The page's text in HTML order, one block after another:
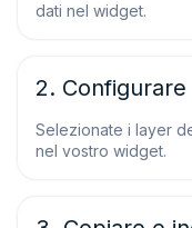
dati nel widget.
2.
Selezionate i layer
nel vostro widget.